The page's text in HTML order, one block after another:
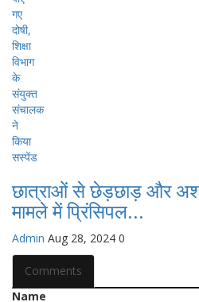
छात्राओं से छेड़छाड़ और
मामले में प्रिंसिपल...
Admin Aug 28, 2024 0
Comments
Name